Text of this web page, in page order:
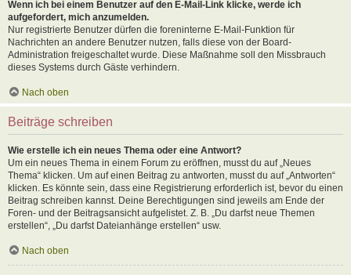
Wenn ich bei einem Benutzer auf den E-Mail-Link klicke, werde ich
aufgefordert, mich anzumelden.
Nur registrierte Benutzer dürfen die foreninterne E-Mail-Funktion für
Nachrichten an andere Benutzer nutzen, falls diese von der Board-
Administration freigeschaltet wurde. Diese Maßnahme soll den Missbrauch
dieses Systems durch Gäste verhindern.
Nach oben
Beiträge schreiben
Wie erstelle ich ein neues Thema oder eine Antwort?
Um ein neues Thema in einem Forum zu eröffnen, musst du auf „Neues
Thema“ klicken. Um auf einen Beitrag zu antworten, musst du auf „Antworten“
klicken. Es könnte sein, dass eine Registrierung erforderlich ist, bevor du einen
Beitrag schreiben kannst. Deine Berechtigungen sind jeweils am Ende der
Foren- und der Beitragsansicht aufgelistet. Z. B. „Du darfst neue Themen
erstellen“, „Du darfst Dateianhänge erstellen“ usw.
Nach oben